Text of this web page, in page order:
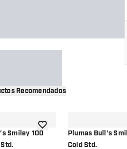
Recomendados
Smiley 100añadir a la lista de deseos
Plumas Bull's
Cold Std.